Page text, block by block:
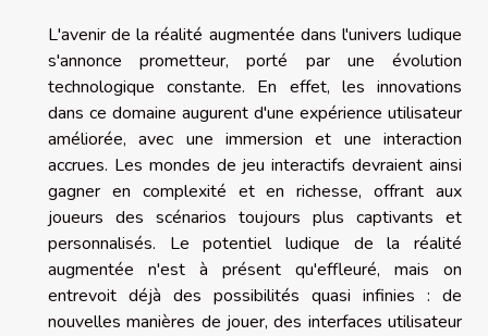
L'avenir de la réalité augmentée dans l'univers ludique
s'annonce prometteur, porté par une évolution
technologique constante. En effet, les innovations
dans ce domaine augurent d'une expérience utilisateur
améliorée, avec une immersion et une interaction
accrues. Les mondes de jeu interactifs devraient ainsi
gagner en complexité et en richesse, offrant aux
joueurs des scénarios toujours plus captivants et
personnalisés. Le potentiel ludique de la réalité
augmentée n'est à présent qu'effleuré, mais on
entrevoit déjà des possibilités quasi infinies : de
nouvelles manières de jouer, des interfaces utilisateur